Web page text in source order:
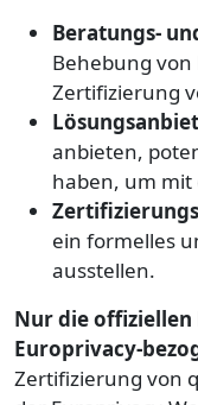
Beratungs-
Behebung
Zertifizierung
anbieten,
haben, um
ein formelles
ausstellen.
Nur die offiziellen
Europrivacy-
Zertifizierung von